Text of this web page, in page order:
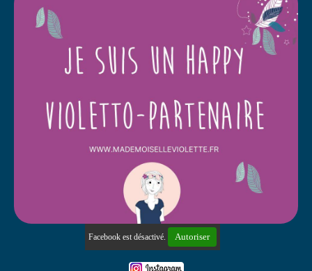
Facebook est désactivé. Autoriser